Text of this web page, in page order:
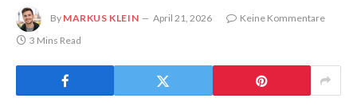
By MARKUS KLEIN April 21, 2026
Keine Kommentare
3 Mins Read